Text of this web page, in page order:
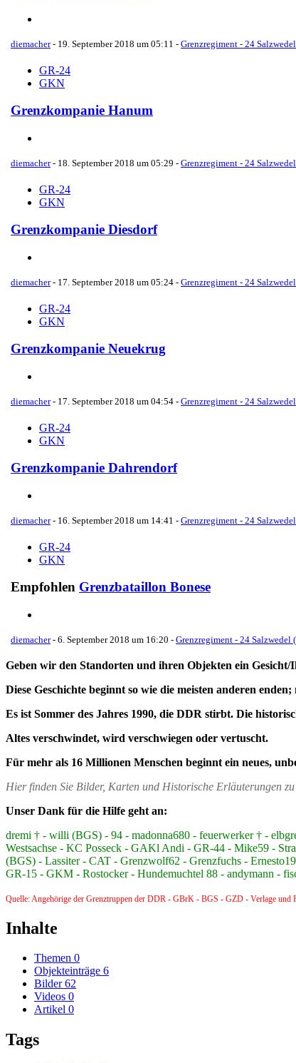
diemacher- 19. September 2018 um 05:11 - Grenzregiment - 24
GR-24
GKN
Grenzkompanie Hanum
diemacher- 18. September 2018 um 05:29 - Grenzregiment - 24
GR-24
GKN
Grenzkompanie Diesdorf
diemacher- 17. September 2018 um 05:24 - Grenzregiment - 24
GR-24
GKN
Grenzkompanie Neuekrug
diemacher- 17. September 2018 um 04:54 - Grenzregiment - 24
GR-24
GKN
Grenzkompanie Dahrendorf
diemacher- 16. September 2018 um 14:41 - Grenzregiment - 24
GR-24
GKN
Empfohlen Grenzbataillon Bonese
diemacher- 6. September 2018 um 16:20 - Grenzregiment - 24 Salzwedel
Geben wir den Standorten und ihren Objekten ein Gesicht/
Diese Geschichte beginnt so wie die meisten anderen
Es ist Sommer des Jahres 1990, die DDR stirbt. Die
Altes verschwindet, wird verschwiegen oder vertuscht.
Für mehr als 16 Millionen Menschen beginnt ein neues,
Hier finden Sie Bilder, Karten und Historische Erläuterungen
Unser Dank für die Hilfe geht an:
dremi † - willi (BGS) - 94 - madonna680 - feuerwerker † -
Westsachse - KC Posseck - GAKl Andi - GR-44 - Mike59 -
(BGS) - Lassiter - CAT - Grenzwolf62 - Grenzfuchs -
GR-15 - GKM - Rostocker - Hundemuchtel 88 - andymann -
Quelle: Angehörige der Grenztruppen der DDR - GBrK - BGS - GZD - Verlage und
Inhalte
Themen 0
Objekteinträge 6
Bilder 62
Videos 0
Artikel 0
Tags